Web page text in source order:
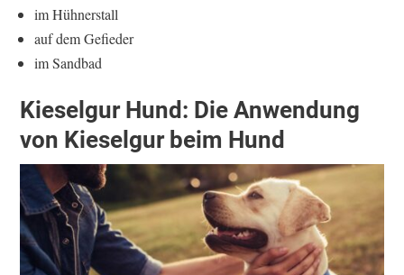
im Hühnerstall
auf dem Gefieder
im Sandbad
Kieselgur Hund: Die Anwendung
von Kieselgur beim Hund